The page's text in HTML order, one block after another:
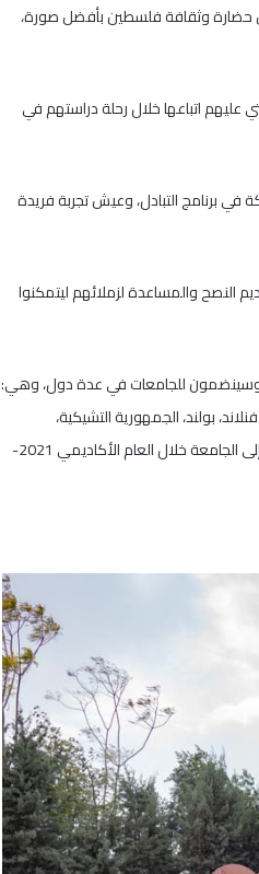
حضارة وثقافة فلسطين بأفضل صورة،
عليهم اتباعها خلال رحلة دراستهم في
برنامج التبادل، وعيش تجربة فريدة
النصح والمساعدة لزملائهم ليتمكنوا
وسينضمون للجامعات في عدة دول، وهي:
فنلاند، بولند، الجمهورية التشيكية،
وسيدرسون مدة فصل دراسي كامل في هذه الدول، ويذكر أنه بلغ مجموع حركات التبادل الدولي من وإلى الجامعة خلال العام الأكاديمي 2021-